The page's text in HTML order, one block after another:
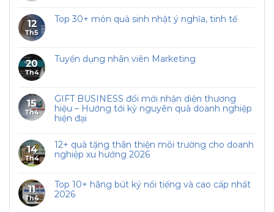
12
Th5
Top 30+ món quà sinh nhật ý nghĩa, tinh tế
20
Th4
Tuyển dụng nhân viên Marketing
15
Th4
GIFT BUSINESS đổi mới nhận diện thương
hiệu – Hướng tới kỷ nguyên quà doanh nghiệp
hiện đại
14
Th4
12+ quà tặng thân thiện môi trường cho doanh
nghiệp xu hướng 2026
11
Th4
Top 10+ hãng bút ký nổi tiếng và cao cấp nhất
2026